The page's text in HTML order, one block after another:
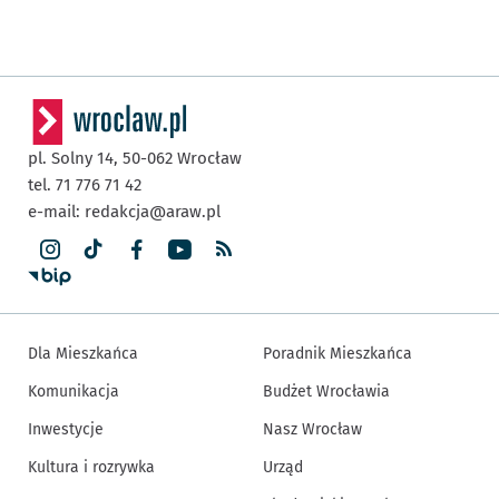
pl. Solny 14, 50-062 Wrocław
tel. 71 776 71 42
e-mail: redakcja@araw.pl
Dla Mieszkańca
Komunikacja
Inwestycje
Kultura i rozrywka
Poradnik Mieszkańca
Budżet Wrocławia
Nasz Wrocław
Urząd